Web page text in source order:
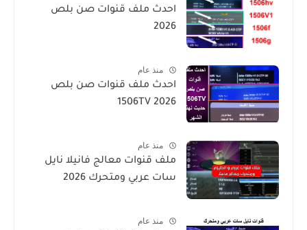
احدث ملف قنوات صن بلص
2026
منذ عام
احدث ملف قنوات صن بلص
1506TV 2026
منذ عام
ملف قنوات معالج فانيلا نايل
سات عربي ومتحرك 2026
منذ عام